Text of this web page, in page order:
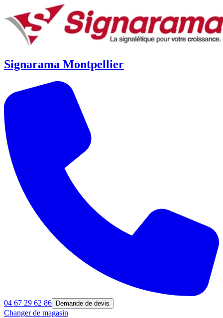
Signarama Montpellier
04 67 29 62 86 Demande de devis
Changer de magasin